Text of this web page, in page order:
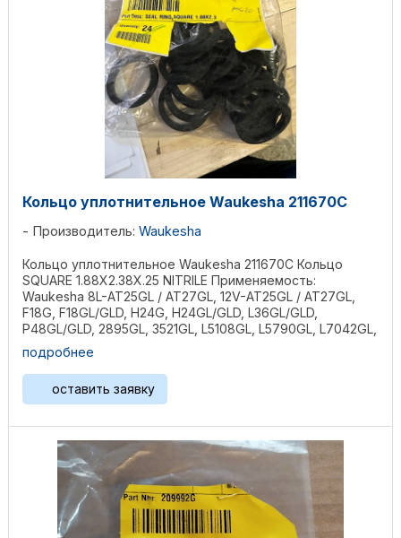
Кольцо уплотнительное Waukesha 211670С
Производитель: Waukesha
Кольцо уплотнительное Waukesha 211670С Кольцо
SQUARE 1.88X2.38X.25 NITRILE Применяемость:
Waukesha 8L-AT25GL / AT27GL, 12V-AT25GL / AT27GL,
F18G, F18GL/GLD, H24G, H24GL/GLD, L36GL/GLD,
P48GL/GLD, 2895GL, 3521GL, L5108GL, L5790GL, L7042GL,
P5115GL, ...
подробнее
оставить заявку